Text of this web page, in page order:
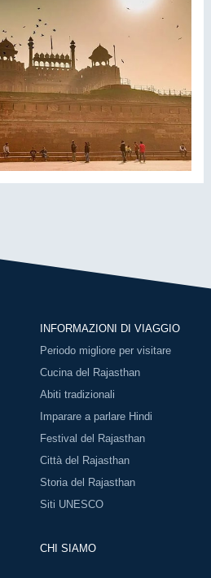
INFORMAZIONI DI VIAGGIO
Periodo migliore per visitare
Cucina del Rajasthan
Abiti tradizionali
Imparare a parlare Hindi
Festival del Rajasthan
Città del Rajasthan
Storia del Rajasthan
Siti UNESCO
CHI SIAMO